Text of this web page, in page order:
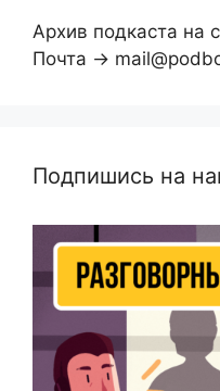
Архив подкаста на
Почта →
Подпишись на